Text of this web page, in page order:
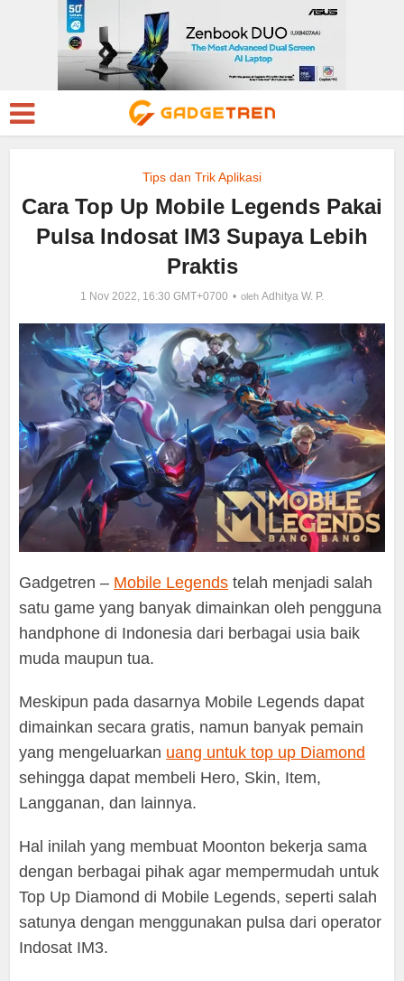
Tips dan Trik Aplikasi
Cara Top Up Mobile Legends Pakai
Pulsa Indosat IM3 Supaya Lebih
Praktis
1 Nov 2022, 16:30 GMT+0700 oleh Adhitya W. P.
Gadgetren – Mobile Legends telah menjadi salah
satu game yang banyak dimainkan oleh pengguna
handphone di Indonesia dari berbagai usia baik
muda maupun tua.
Meskipun pada dasarnya Mobile Legends dapat
dimainkan secara gratis, namun banyak pemain
yang mengeluarkan uang untuk top up Diamond
sehingga dapat membeli Hero, Skin, Item,
Langganan, dan lainnya.
Hal inilah yang membuat Moonton bekerja sama
dengan berbagai pihak agar mempermudah untuk
Top Up Diamond di Mobile Legends, seperti salah
satunya dengan menggunakan pulsa dari operator
Indosat IM3.